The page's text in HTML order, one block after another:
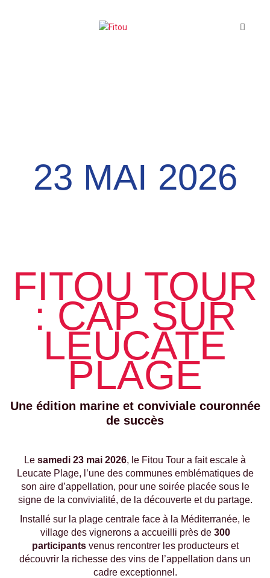
23 MAI 2026
FITOU TOUR
: CAP SUR
LEUCATE
PLAGE
Une édition marine et conviviale couronnée
de succès
Le samedi 23 mai 2026, le Fitou Tour a fait escale à
Leucate Plage, l’une des communes emblématiques de
son aire d’appellation, pour une soirée placée sous le
signe de la convivialité, de la découverte et du partage.
Installé sur la plage centrale face à la Méditerranée, le
village des vignerons a accueilli près de 300
participantsvenus rencontrer les producteurs et
découvrir la richesse des vins de l’appellation dans un
cadre exceptionnel.